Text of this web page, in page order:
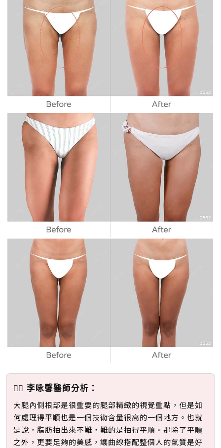
👩‍⚕️ 李咏馨醫師分析：
大腿內側根部是很重要的腿部精緻的視覺重點，但是如
何處理得平順也是一個技術含量很高的一個地方。也就
是說，脂肪抽出來不難，難的是抽得平順。那除了平順
之外，更要足夠的美感，讓曲線搭配整個人的氣質是好